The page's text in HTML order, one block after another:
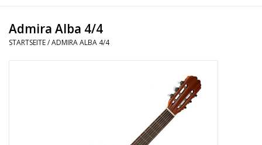
Drums
Admira Alba 4/4
STARTSEITE/ADMIRA ALBA 4/4